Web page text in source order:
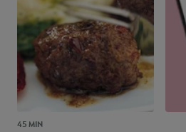
45 MIN